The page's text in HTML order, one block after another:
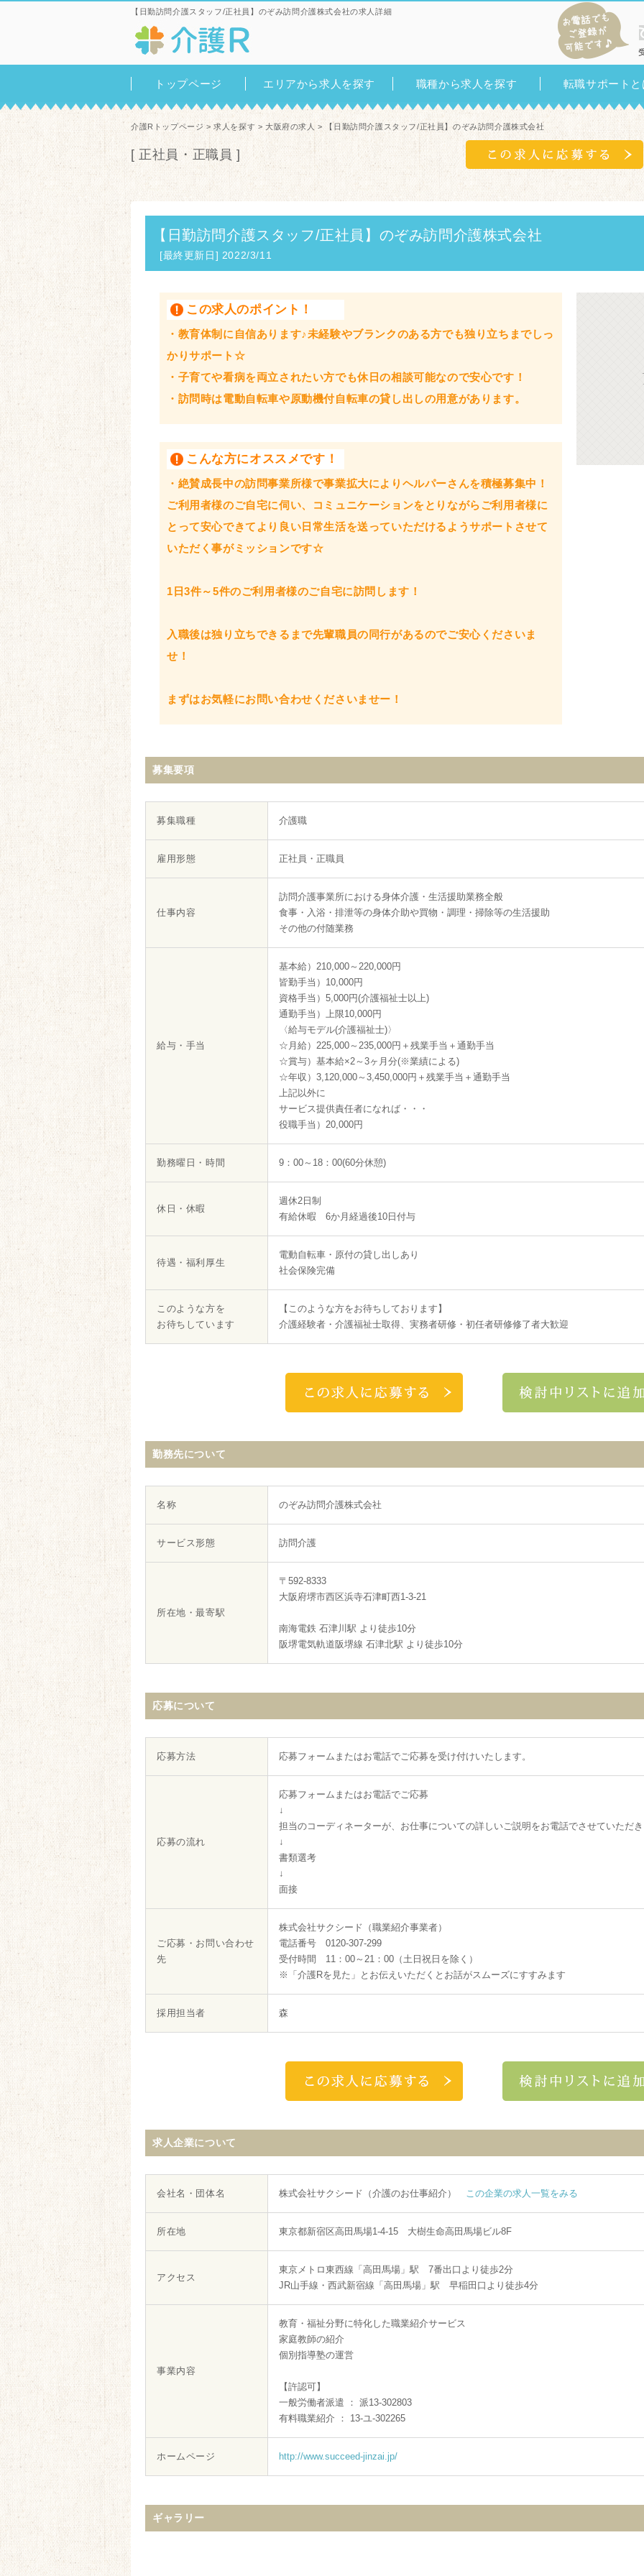
【日勤訪問介護スタッフ/正社員】のぞみ訪問介護株式会社の求人詳細
トップページ エリアから求人を探す 職種から求人を探す 転職サポート
介護Rトップページ >求人を探す >大阪府の求人 > 【日勤訪問介護スタッフ/正社員】のぞみ訪問介護株式会社
[ 正社員・正職員 ]
【日勤訪問介護スタッフ/正社員】のぞみ訪問介護株式会社
[最終更新日] 2022/3/11
この求人のポイント！
・教育体制に自信あります♪未経験やブランクのある方でも独り立ちまでしっ
かりサポート☆
・子育てや看病を両立されたい方でも休日の相談可能なので安心です！
・訪問時は電動自転車や原動機付自転車の貸し出しの用意があります。
こんな方にオススメです！
・絶賛成長中の訪問事業所様で事業拡大によりヘルパーさんを積極募集中！
ご利用者様のご自宅に伺い、コミュニケーションをとりながらご利用者様に
とって安心できてより良い日常生活を送っていただけるようサポートさせて
いただく事がミッションです☆
1日3件～5件のご利用者様のご自宅に訪問します！
入職後は独り立ちできるまで先輩職員の同行があるのでご安心くださいま
せ！
まずはお気軽にお問い合わせくださいませー！
募集要項
募集職種 介護職
雇用形態 正社員・正職員
仕事内容
訪問介護事業所における身体介護・生活援助業務全般
食事・入浴・排泄等の身体介助や買物・調理・掃除等の生活援助
その他の付随業務
給与・手当
基本給）210,000～220,000円
皆勤手当）10,000円
資格手当）5,000円(介護福祉士以上)
通勤手当）上限10,000円
〈給与モデル(介護福祉士)〉
☆月給）225,000～235,000円＋残業手当＋通勤手当
☆賞与）基本給×2～3ヶ月分(※業績による)
☆年収）3,120,000～3,450,000円＋残業手当＋通勤手当
上記以外に
サービス提供責任者になれば・・・
役職手当）20,000円
勤務曜日・時間 9：00～18：00(60分休憩)
休日・休暇
週休2日制
有給休暇 6か月経過後10日付与
待遇・福利厚生
電動自転車・原付の貸し出しあり
社会保険完備
このような方を
お待ちしています
【このような方をお待ちしております】
介護経験者・介護福祉士取得、実務者研修・初任者研修修了者大歓迎
勤務先について
名称 のぞみ訪問介護株式会社
サービス形態 訪問介護
所在地・最寄駅
〒592-8333
大阪府堺市西区浜寺石津町西1-3-21
南海電鉄 石津川駅 より徒歩10分
阪堺電気軌道阪堺線 石津北駅 より徒歩10分
応募について
応募方法 応募フォームまたはお電話でご応募を受け付けいたします。
応募の流れ
応募フォームまたはお電話でご応募
↓
担当のコーディネーターが、お仕事についての詳しいご説明をお電話でさせていただ
↓
書類選考
↓
面接
ご応募・お問い合わせ
先
株式会社サクシード（職業紹介事業者）
電話番号 0120-307-299
受付時間 11：00～21：00（土日祝日を除く）
※「介護Rを見た」とお伝えいただくとお話がスムーズにすすみます
採用担当者 森
求人企業について
会社名・団体名 株式会社サクシード（介護のお仕事紹介） この企業の求人一覧をみる
所在地 東京都新宿区高田馬場1-4-15 大樹生命高田馬場ビル8F
アクセス
東京メトロ東西線「高田馬場」駅 7番出口より徒歩2分
JR山手線・西武新宿線「高田馬場」駅 早稲田口より徒歩4分
事業内容
教育・福祉分野に特化した職業紹介サービス
家庭教師の紹介
個別指導塾の運営
【許認可】
一般労働者派遣 ： 派13-302803
有料職業紹介 ： 13-ユ-302265
ホームページ http://www.succeed-jinzai.jp/
ギャラリー